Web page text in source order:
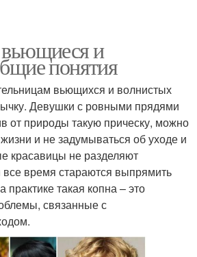
и
понятия
вьющихся и волнистых
Девушки с ровными прядями
от природы такую прическу, можно
и не задумываться об уходе и
красавицы не разделяют
время стараются выпрямить
практике такая копна – это
связанные с